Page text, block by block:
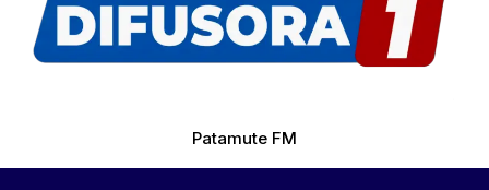
Patamute FM